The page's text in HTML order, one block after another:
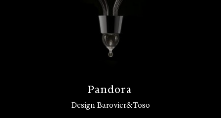
Pandora
Design Barovier&Toso